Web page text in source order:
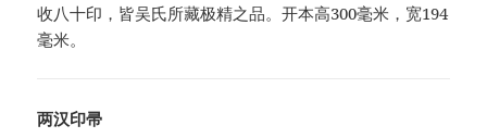
收八十印，皆吴氏所藏极精之品。开本高300毫米，宽194
毫米。
两汉印帚